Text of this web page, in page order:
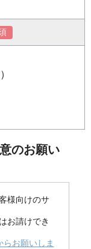
のお願い
様向けのサ
お請けでき
お願いしま